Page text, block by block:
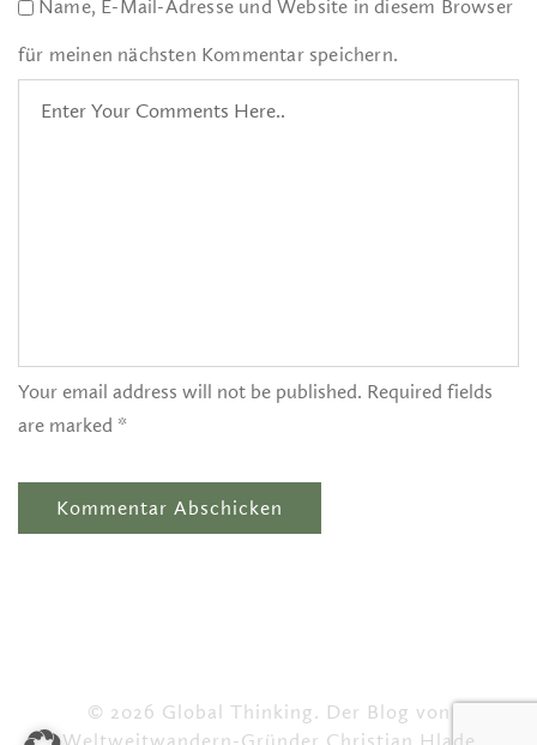
Name, E-Mail-Adresse und Website in diesem Browser
für meinen nächsten Kommentar speichern.
Your email address will not be published. Required fields
are marked *
© 2026 Global Thinking. Der Blog von
Weltweitwandern-Gründer Christian Hlade